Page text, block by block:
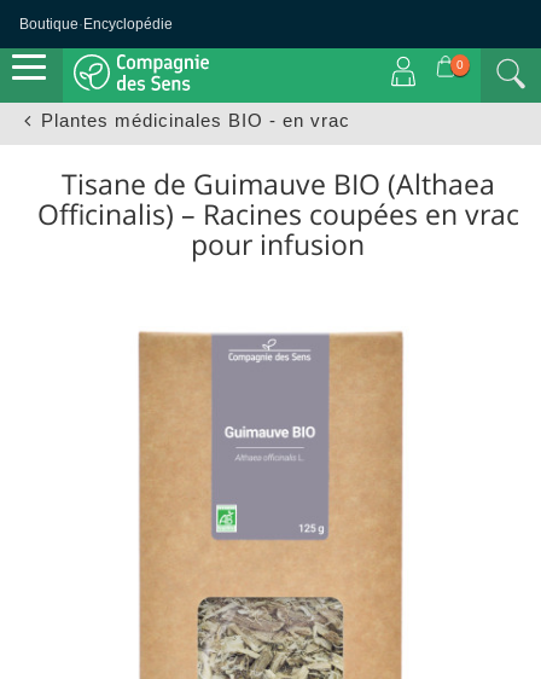
Boutique· Encyclopédie
0
Plantes médicinales BIO - en vrac
Tisane de Guimauve BIO (Althaea
Officinalis) – Racines coupées en vrac
pour infusion